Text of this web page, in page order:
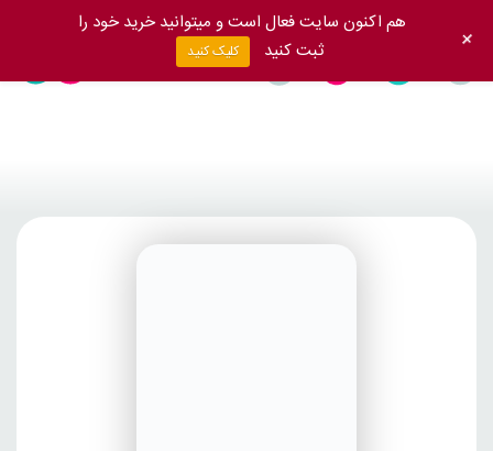
هم اکنون سایت فعال است و میتوانید خرید خود را
ثبت کنید
کلیک کنید +